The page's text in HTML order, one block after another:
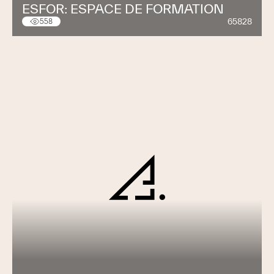
ESFOR: ESPACE DE FORMATION
558 65828